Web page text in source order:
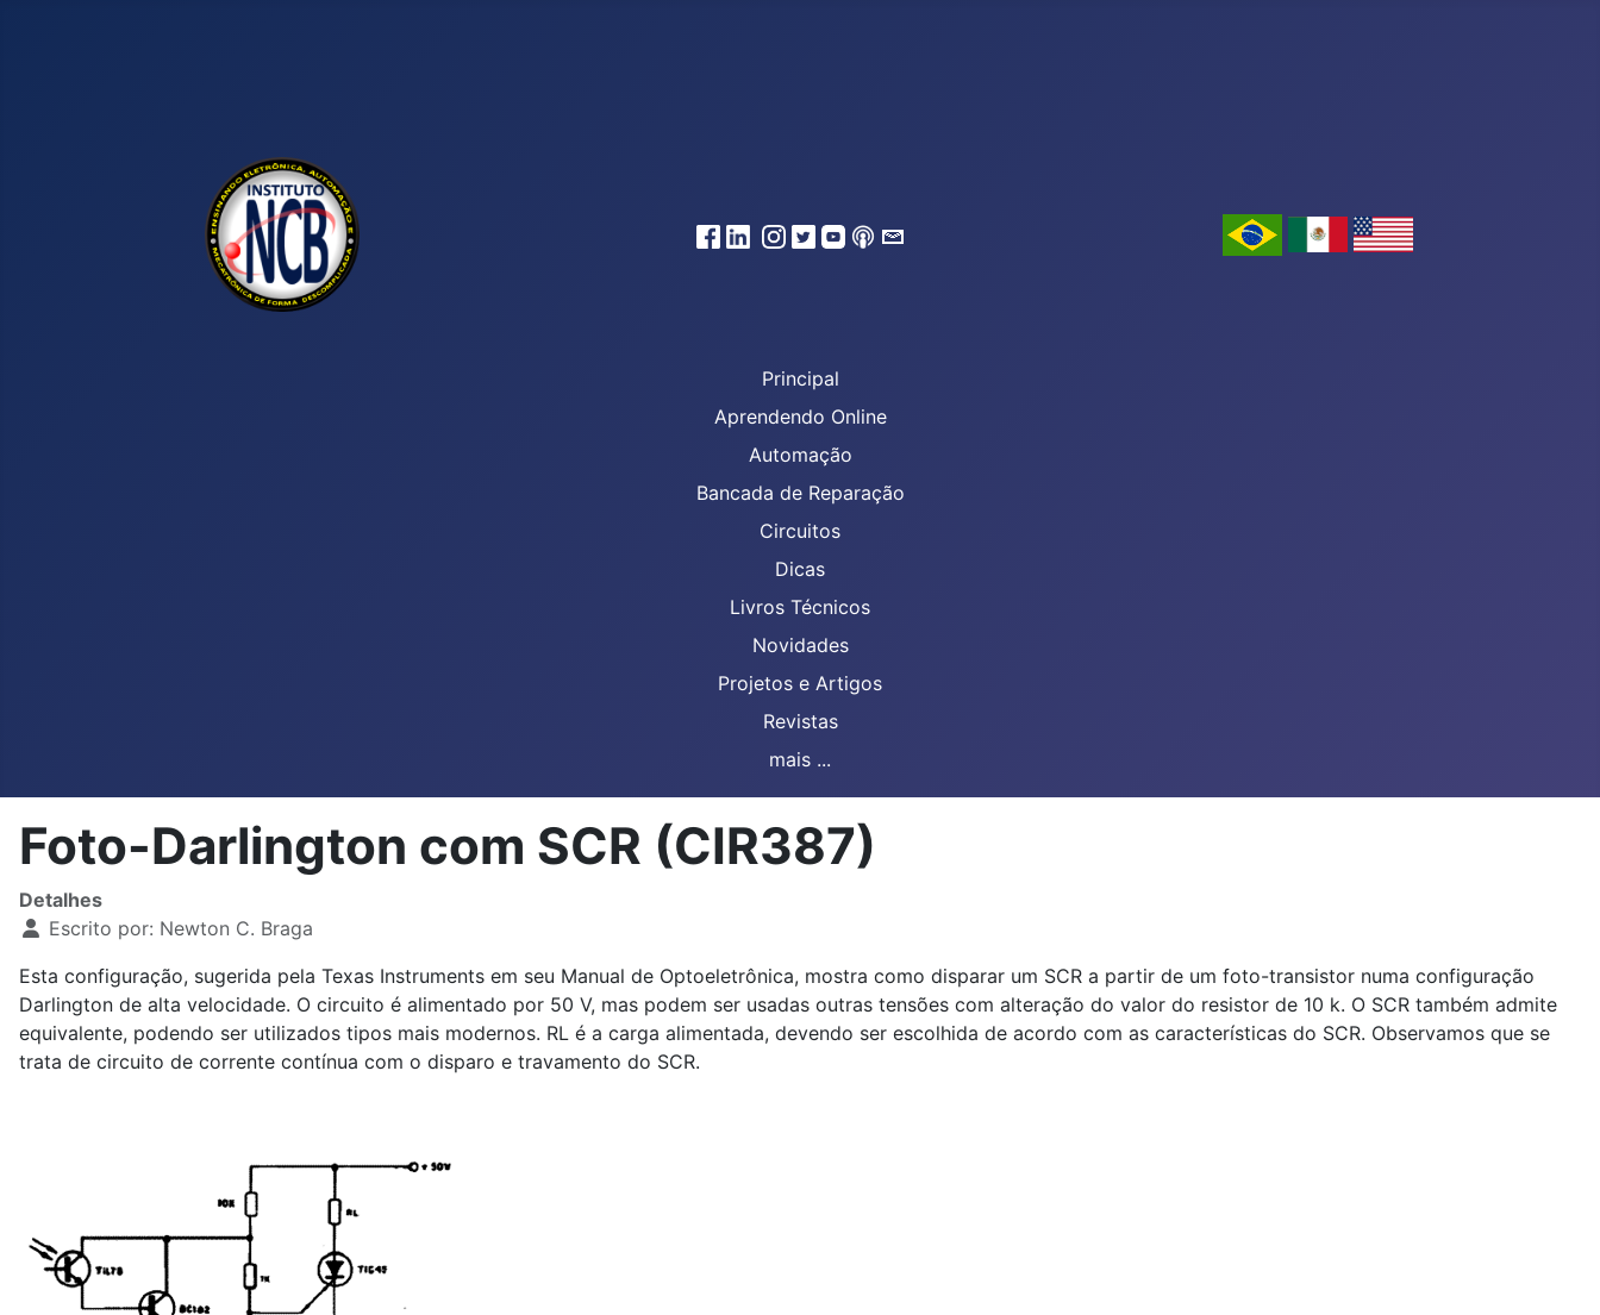
Principal
Aprendendo Online
Automação
Bancada de Reparação
Circuitos
Dicas
Livros Técnicos
Novidades
Projetos e Artigos
Revistas
mais ...
Foto-Darlington com SCR (CIR387)
Detalhes
Escrito por: Newton C. Braga
Esta configuração, sugerida pela Texas Instruments em seu Manual de Optoeletrônica, mostra como disparar um SCR a partir de um foto-transistor numa configuração
Darlington de alta velocidade. O circuito é alimentado por 50 V, mas podem ser usadas outras tensões com alteração do valor do resistor de 10 k. O SCR também admite
equivalente, podendo ser utilizados tipos mais modernos. RL é a carga alimentada, devendo ser escolhida de acordo com as características do SCR. Observamos que se
trata de circuito de corrente contínua com o disparo e travamento do SCR.